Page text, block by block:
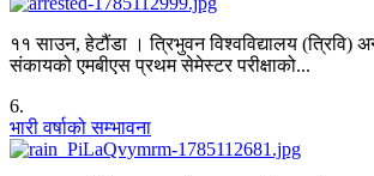
११ साउन, हेटौंडा । त्रिभुवन विश्वविद्यालय (त्रिवि)
संकायको एमबीएस प्रथम सेमेस्टर परीक्षाको...
6.
भारी वर्षाको सम्भावना